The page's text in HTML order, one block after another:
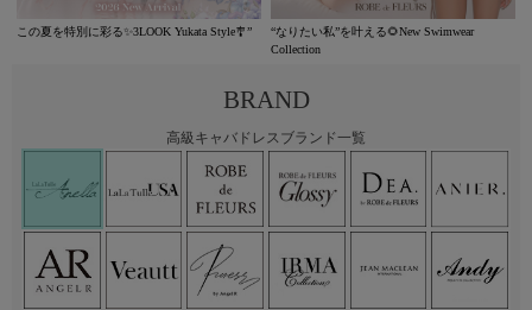
この夏を特別に彩る✨3LOOK Yukata Style🎐”
“なりたい私”を叶える🌻New Swimwear
Collection
BRAND
高級キャバドレスブランド一覧